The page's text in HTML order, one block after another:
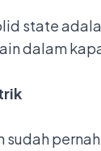
state
dalam
sudah